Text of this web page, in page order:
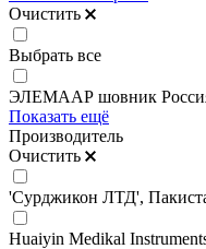
Очистить
Выбрать все
ЭЛЕМААР шовник
Показать ещё
Производитель
Очистить
'Сурджикон ЛТД',
Huaiyin Medikal